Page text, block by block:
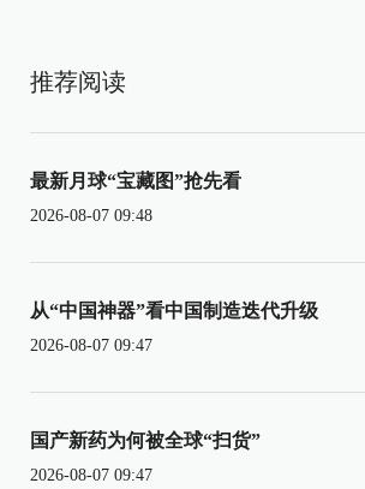
推荐阅读
最新月球“宝藏图”抢先看
2026-08-07 09:48
从“中国神器”看中国制造迭代升级
2026-08-07 09:47
国产新药为何被全球“扫货”
2026-08-07 09:47